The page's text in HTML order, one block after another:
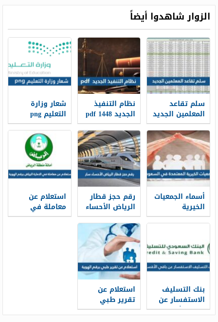
الخارجي 1448
الزوار شاهدوا أيضاً
سلم تقاعد
المعلمين الجديد
1448
نظام التنفيذ
الجديد 1448 pdf
شعار وزارة
التعليم png
الجديد 1448
أسماء الجمعيات
الخيرية
المعتمدة في
السعودية
رقم حجز قطار
الرياض الأحساء
سار محطة
القطار الموحد
1448
استعلام عن
معاملة في
الامارة الرياض
بنك التسليف
الاستفسار عن
باقي الأقساط
استعلام عن
تقرير طبي
برقم الهوية